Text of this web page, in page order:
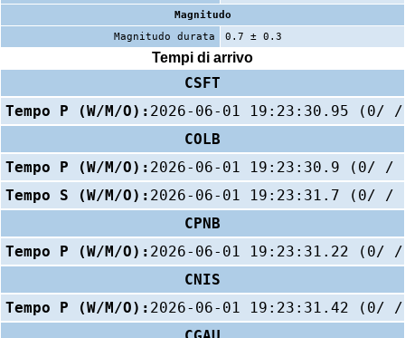
Magnitudo
Magnitudo durata
0.7 ± 0.3
Tempi di arrivo
CSFT
Tempo P (W/M/O): 2026-06-01 19:23:30.95 (0/
COLB
Tempo P (W/M/O): 2026-06-01 19:23:30.9 (0/ /
Tempo S (W/M/O): 2026-06-01 19:23:31.7 (0/ /
CPNB
Tempo P (W/M/O): 2026-06-01 19:23:31.22 (0/
CNIS
Tempo P (W/M/O): 2026-06-01 19:23:31.42 (0/